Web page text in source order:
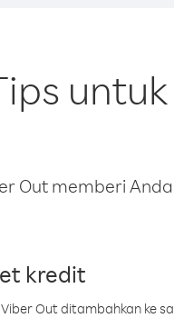
Out memberi
kredit
Out ditambahkan ke